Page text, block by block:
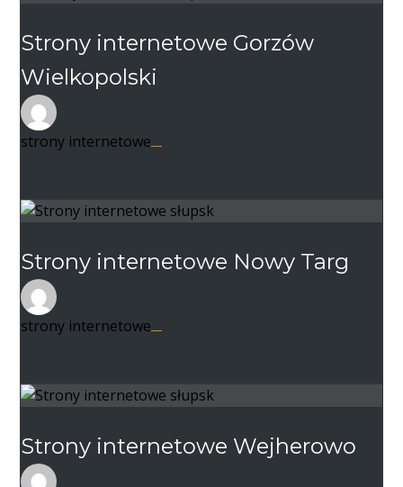
Strony internetowe Gorzów
Wielkopolski
strony internetowe
Strony internetowe Nowy Targ
strony internetowe
Strony internetowe Wejherowo